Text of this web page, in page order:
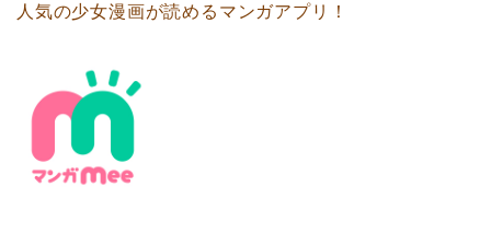
人気の少女漫画が読めるマンガアプリ！